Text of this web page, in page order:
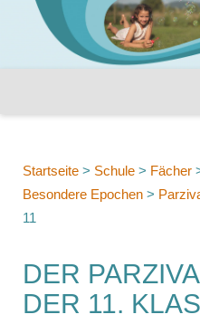
Startseite > Schule > Fächer
Besondere Epochen >
11
DER
DER 11.